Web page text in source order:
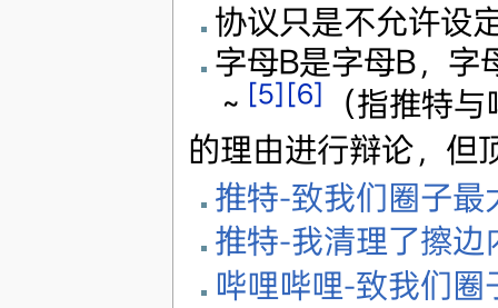
协议只是不允许设
字母B是字母B，字
～ [5] [6]
（指推特
的理由进行辩论，但
推特-致我们圈子最
推特-我清理了擦边
哔哩哔哩-致我们